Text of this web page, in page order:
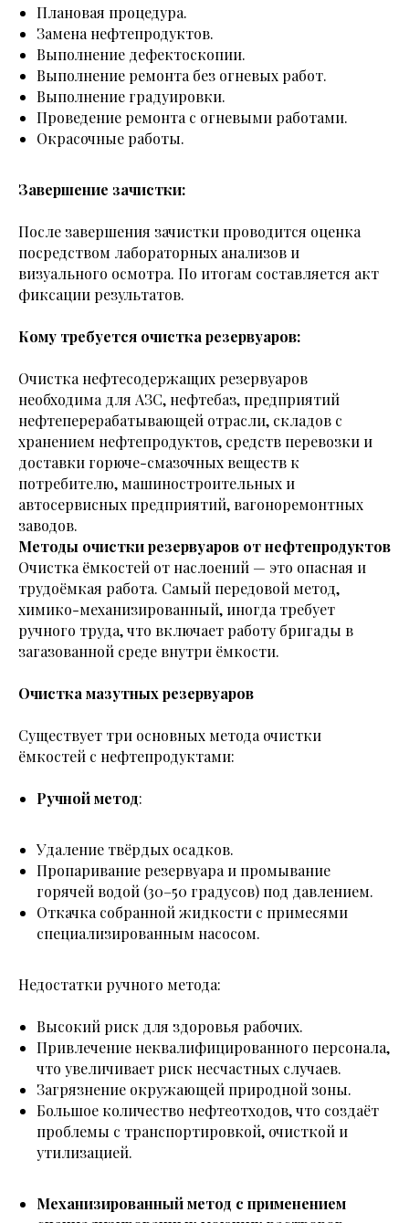
Плановая процедура.
Замена нефтепродуктов.
Выполнение дефектоскопии.
Выполнение ремонта без огневых работ.
Выполнение градуировки.
Проведение ремонта с огневыми работами.
Окрасочные работы.
Завершение зачистки:
После завершения зачистки проводится оценка
посредством лабораторных анализов и
визуального осмотра. По итогам составляется акт
фиксации результатов.
Кому требуется очистка резервуаров:
Очистка нефтесодержащих резервуаров
необходима для АЗС, нефтебаз, предприятий
нефтеперерабатывающей отрасли, складов с
хранением нефтепродуктов, средств перевозки и
доставки горюче-смазочных веществ к
потребителю, машиностроительных и
автосервисных предприятий, вагоноремонтных
заводов.
Методы очистки резервуаров от нефтепродуктов
Очистка ёмкостей от наслоений — это опасная и
трудоёмкая работа. Самый передовой метод,
химико-механизированный, иногда требует
ручного труда, что включает работу бригады в
загазованной среде внутри ёмкости.
Очистка мазутных резервуаров
Существует три основных метода очистки
ёмкостей с нефтепродуктами:
Ручной метод:
Удаление твёрдых осадков.
Пропаривание резервуара и промывание
горячей водой (30–50 градусов) под давлением.
Откачка собранной жидкости с примесями
специализированным насосом.
Недостатки ручного метода:
Высокий риск для здоровья рабочих.
Привлечение неквалифицированного персонала,
что увеличивает риск несчастных случаев.
Загрязнение окружающей природной зоны.
Большое количество нефтеотходов, что создаёт
проблемы с транспортировкой, очисткой и
утилизацией.
Механизированный метод с применением